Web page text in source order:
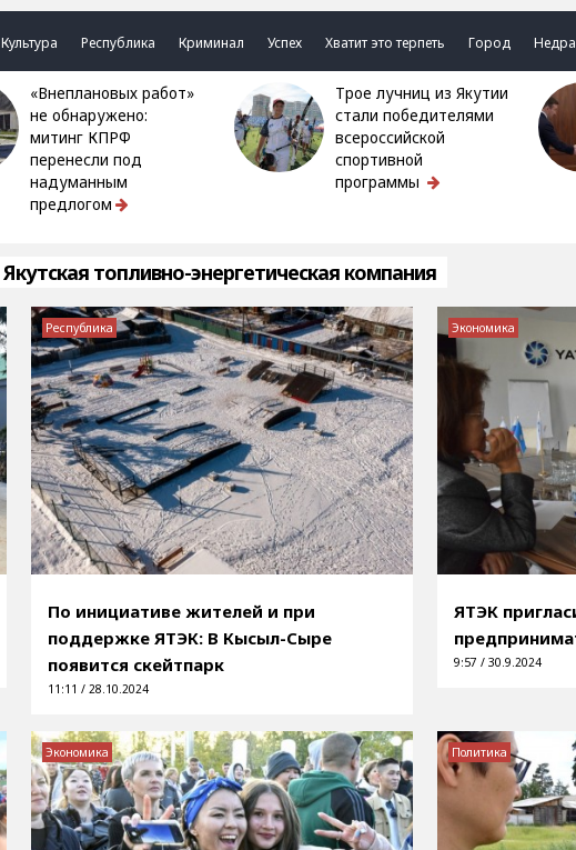
Культура Республика Криминал Успех Хватит это терпеть Город Недра
«Внеплановых работ»
не обнаружено:
митинг КПРФ
перенесли под
надуманным
предлогом
Трое лучниц из Якутии
стали победителями
всероссийской
спортивной
программы
Якутская топливно-энергетическая компания
По инициативе жителей и при
поддержке ЯТЭК: В Кысыл-Сыре
появится скейтпарк
11:11 / 28.10.2024
Республика
ЯТЭК
9:57 / 30.9.2024
Экономика
Экономика Политика